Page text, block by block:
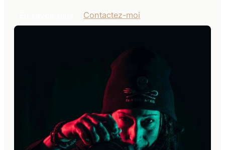
Contactez-moi